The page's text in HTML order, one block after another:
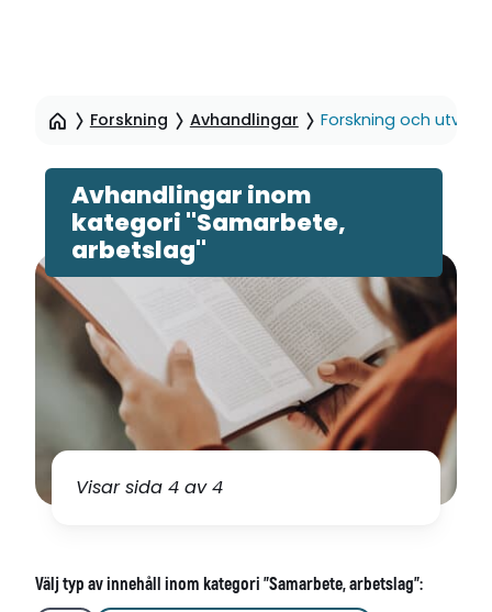
sidinnehåll
Forskning Avhandlingar Forskning och
Avhandlingar inom
kategori "Samarbete,
arbetslag"
Visar sida 4 av 4
Välj typ av innehåll inom kategori "Samarbete, arbetslag":